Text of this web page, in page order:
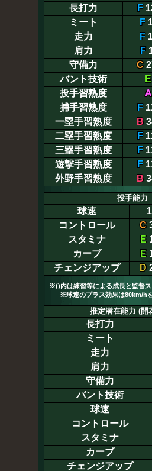
長打力 F
ミート
F
走力
F
肩力
F
守備力
C
バント技術
E
投手習熟度
A
捕手習熟度
F
一塁手習熟度
B
二塁手習熟度
F
三塁手習熟度
F
遊撃手習熟度
F
外野手習熟度
B
投手能力
球速
コントロール
C
スタミナ
E
カーブ
E
チェンジアップ
D
※()内は練習等による成長と監督ス
※球速のプラス効果は80km/h
推定潜在能力 (開
長打力
ミート
走力
肩力
守備力
バント技術
球速
コントロール
スタミナ
カーブ
チェンジアップ